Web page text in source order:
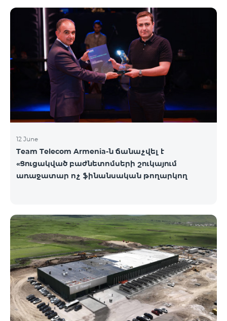
12 June
Team Telecom Armenia-ն ճանաչվել է
«Ցուցակված բաժնետոմսերի շուկայում
առաջատար ոչ ֆինանսական թողարկող